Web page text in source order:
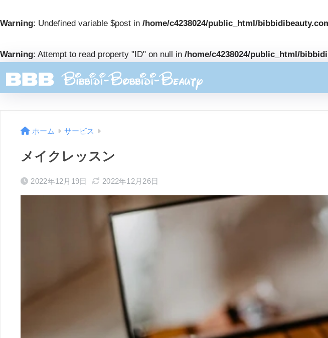
Warning: Undefined variable $post in /home/c4238024/public_html/
Warning: Attempt to read property "ID" on null in /home/c4238024/public_html/
ホーム サービス
メイクレッスン
2022年12月19日 2022年12月26日